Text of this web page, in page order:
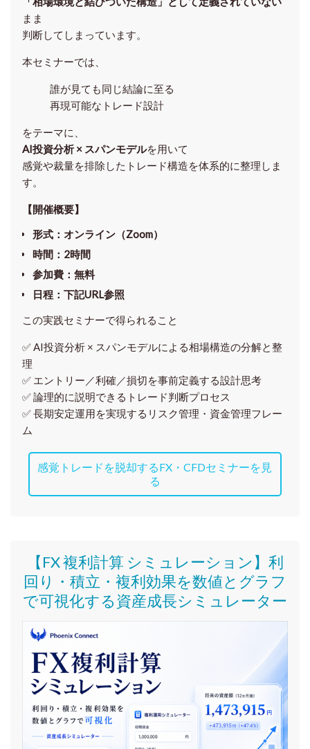
まま
判断してしまっています。
本セミナーでは、
誰が見ても同じ結論に至る
再現可能なトレード設計
をテーマに、
AI投資分析 × スパンモデルを用いて
感覚や裁量を排除したトレード構造を体系的に整理しま
す。
【開催概要】
形式：オンライン（Zoom）
時間：2時間
参加費：無料
日程：下記URL参照
この実践セミナーで得られること
✅ AI投資分析 × スパンモデルによる相場構造の分解と整
理
✅ エントリー／利確／損切を事前定義する設計思考
✅ 論理的に説明できるトレード判断プロセス
✅ 長期安定運用を実現するリスク管理・資金管理フレー
ム
感覚トレードを脱却するFX・CFDセミナーを見
る
【FX 複利計算 シミュレーション】利
回り・積立・複利効果を数値とグラフ
で可視化する資産成長シミュレーター